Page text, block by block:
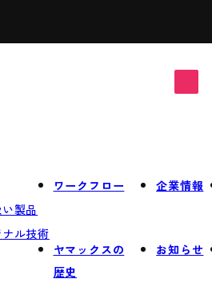
製品
ル技術
ワークフロー 企業情報
ヤマックスの
歴史
お知らせ